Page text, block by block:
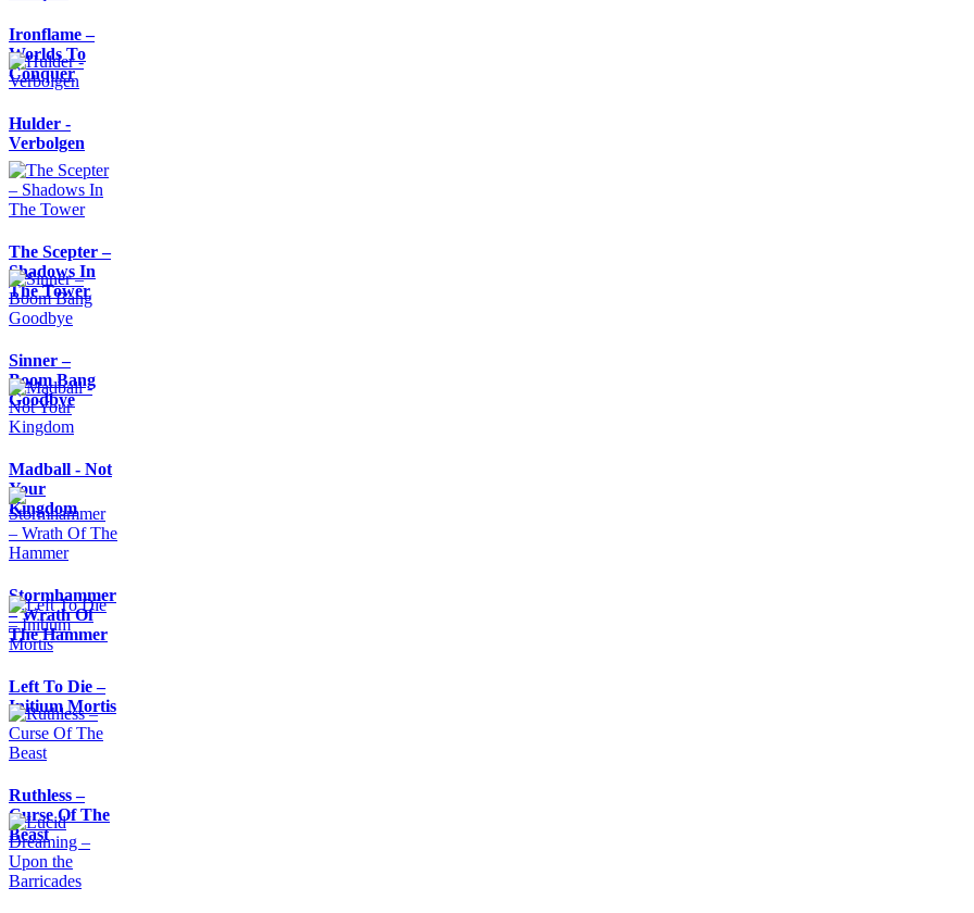
Ironflame –
Worlds To
Conquer
Hulder -
Verbolgen
The Scepter –
Shadows In
The Tower
Sinner –
Boom Bang
Goodbye
Madball - Not
Your
Kingdom
Stormhammer
– Wrath Of
The Hammer
Left To Die –
Initium Mortis
Ruthless –
Curse Of The
Beast